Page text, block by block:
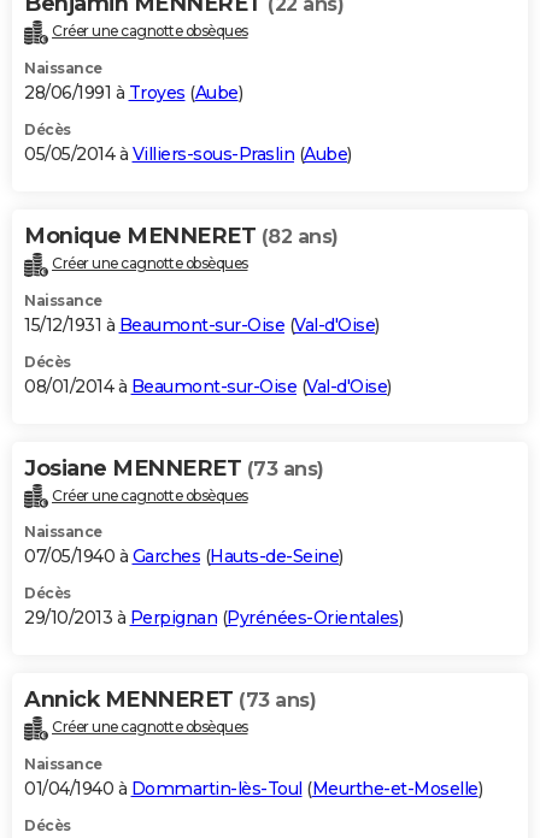
Créer une cagnotte obsèques
Naissance
28/06/1991 à Troyes (Aube)
Décès
05/05/2014 à Villiers-sous-Praslin (Aube)
Monique MENNERET (82 ans)
Créer une cagnotte obsèques
Naissance
15/12/1931 à Beaumont-sur-Oise (Val-d'Oise)
Décès
08/01/2014 à Beaumont-sur-Oise (Val-d'Oise)
Josiane MENNERET (73 ans)
Créer une cagnotte obsèques
Naissance
07/05/1940 à Garches (Hauts-de-Seine)
Décès
29/10/2013 à Perpignan (Pyrénées-Orientales)
Annick MENNERET (73 ans)
Créer une cagnotte obsèques
Naissance
01/04/1940 à Dommartin-lès-Toul (Meurthe-et-Moselle)
Décès